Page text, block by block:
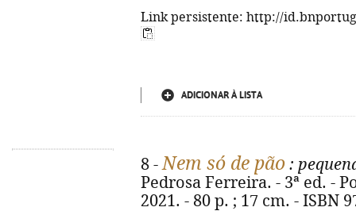
Link persistente: http://
ADICIONAR À LISTA
8 -Nem só de pão :
Pedrosa Ferreira. - 3ª ed. -
2021. - 80 p. ; 17 cm. - ISBN